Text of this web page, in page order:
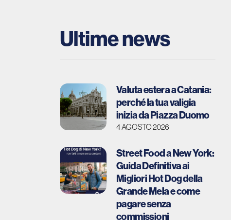
Ultime news
Valuta estera a Catania:
perché la tua valigia
inizia da Piazza Duomo
4 AGOSTO 2026
Street Food a New York:
Guida Definitiva ai
Migliori Hot Dog della
Grande Mela e come
pagare senza
commissioni